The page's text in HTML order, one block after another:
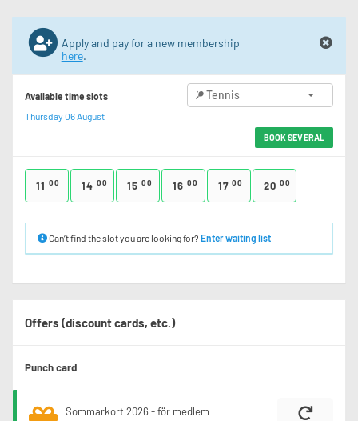
Apply and pay for a new membership
here.
Available time slots
Thursday 06 August
Tennis
BOOK SEVERAL
11 00 14 00 15 00 16 00 17 00 20 00
Can’t find the slot you are looking for? Enter waiting list
Offers (discount cards, etc.)
Punch card
Sommarkort 2026 - för medlem